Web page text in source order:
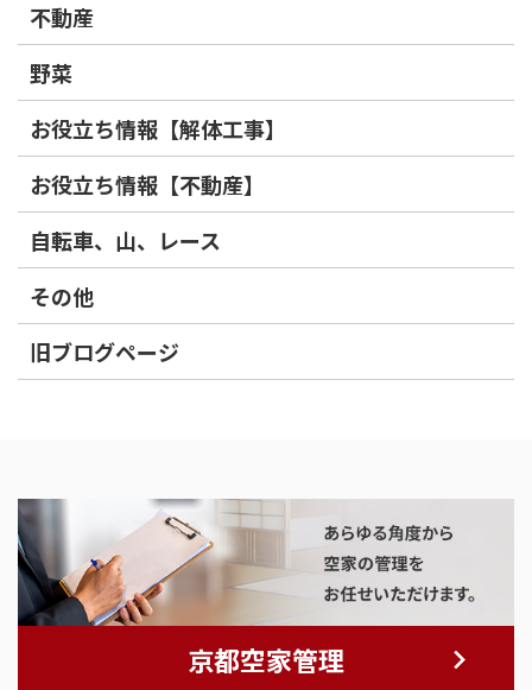
不動産
野菜
お役立ち情報【解体工事】
お役立ち情報【不動産】
自転車、山、レース
その他
旧ブログページ
京都空家管理